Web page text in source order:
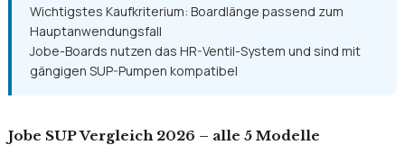
Jobe SUP Vergleich 2026 – alle 5 Modelle
PRODUKT
Up Paddle Board Package